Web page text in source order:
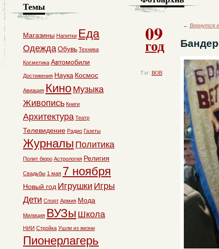
09
год
Тэг: ВОВ
← Вернутся
Темы
Магазины Напитки Еда
ОдеждаОбувь Техника
Косметика Автомобили
Достижения Наука Космос
Авиация Кино Музыка
Живопись Книги
Архитектура Театр
Телевидение Радио Газеты
Журналы Политика
Полит бюро Астрология Религия
Свадьбы 1 мая 7 ноября
Новый год Игрушки Игры
Дети Спорт Армия Мода
Милиция ВУЗы Школа
НИИ Стройка Ушли из жизни
Пионерлагерь